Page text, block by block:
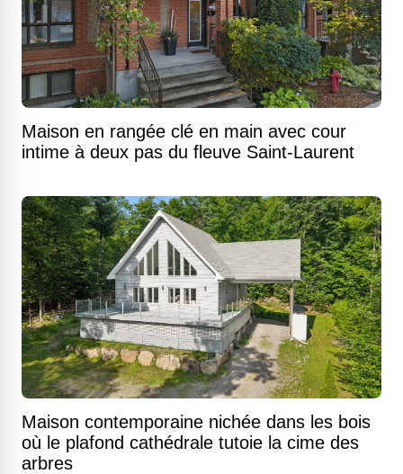
Maison en rangée clé en main avec cour
intime à deux pas du fleuve Saint-Laurent
Maison contemporaine nichée dans les bois
où le plafond cathédrale tutoie la cime des
arbres